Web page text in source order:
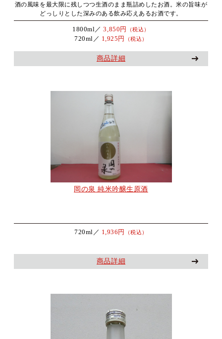
酒の風味を最大限に残しつつ生酒のまま瓶詰めしたお酒。米の旨味が
どっしりとした深みのある飲み応えあるお酒です。
1800ml／3,850円 （税込）
720ml／ 1,925円 （税込）
商品詳細
岡の泉 純米吟醸生原酒
720ml／ 1,936円 （税込）
商品詳細